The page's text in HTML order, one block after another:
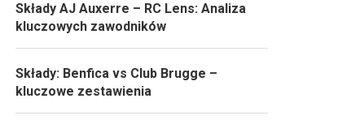
Składy AJ Auxerre – RC Lens: Analiza
kluczowych zawodników
Składy: Benfica vs Club Brugge –
kluczowe zestawienia